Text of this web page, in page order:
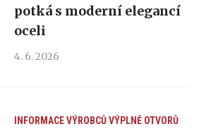
potká s moderní elegancí
oceli
4. 6. 2026
INFORMACE VÝROBCŮVÝPLNĚ OTVORŮ